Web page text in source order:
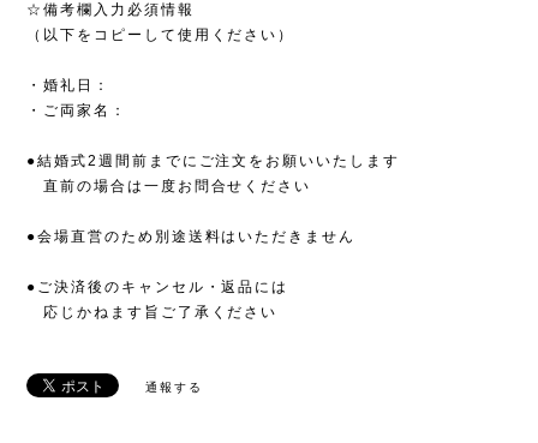
☆備考欄入力必須情報
（以下をコピーして使用ください）
・婚礼日：
・ご両家名：
●結婚式2週間前までにご注文をお願いいたします
直前の場合は一度お問合せください
●会場直営のため別途送料はいただきません
●ご決済後のキャンセル・返品には
応じかねます旨ご了承ください
通報する